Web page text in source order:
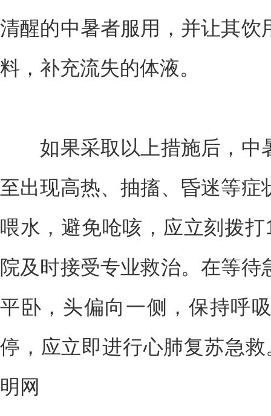
清醒的中暑者服用，并让其饮
料，补充流失的体液。
如果采取以上措施后，中
至出现高热、抽搐、昏迷等
喂水，避免呛咳，应立刻拨
院及时接受专业救治。在等
平卧，头偏向一侧，保持呼
停，应立即进行心肺复苏急
明网